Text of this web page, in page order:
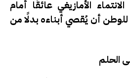
الأمازيغي عائقًا أمام
أن يُقصي أبناءه بدلًا من
الحلم